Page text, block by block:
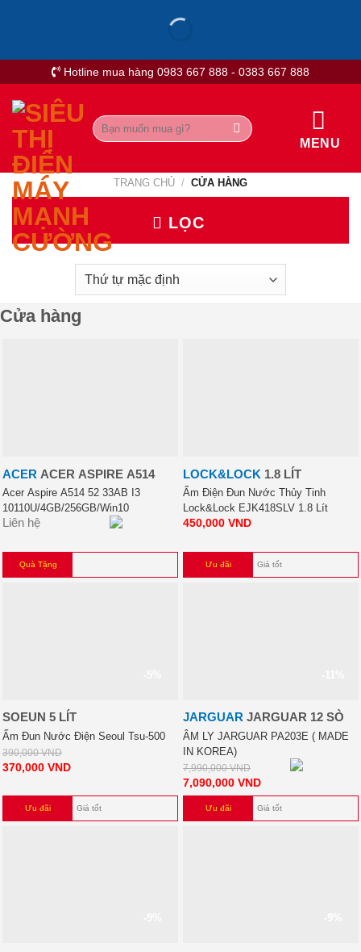
Hotline mua hàng 0983 667 888 - 0383 667 888
Tìm
kiếm:
MENU
TRANG CHỦ / CỬA HÀNG
LỌC
Cửa hàng
ACER ACER ASPIRE A514
Acer Aspire A514 52 33AB I3
10110U/4GB/256GB/Win10
Liên hệ
Quà Tặng
LOCK&LOCK 1.8 LÍT
Ấm Điện Đun Nước Thủy Tinh
Lock&Lock EJK418SLV 1.8 Lít
450,000 VND
Ưu đãi Giá tốt
SOEUN 5 LÍT
Ấm Đun Nước Điện Seoul Tsu-500
390,000VND
370,000 VND
Ưu đãi Giá tốt
JARGUAR JARGUAR 12 SÒ
ÂM LY JARGUAR PA203E ( MADE
IN KOREA)
7,990,000VND
7,090,000 VND
Ưu đãi Giá tốt